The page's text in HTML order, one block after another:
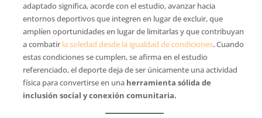
adaptado significa, acorde con el estudio, avanzar hacia
entornos deportivos que integren en lugar de excluir, que
amplíen oportunidades en lugar de limitarlas y que contribuyan
a combatirla soledad desde la igualdad de condiciones. Cuando
estas condiciones se cumplen, se afirma en el estudio
referenciado, el deporte deja de ser únicamente una actividad
física para convertirse en una herramienta sólida de
inclusión social y conexión comunitaria.